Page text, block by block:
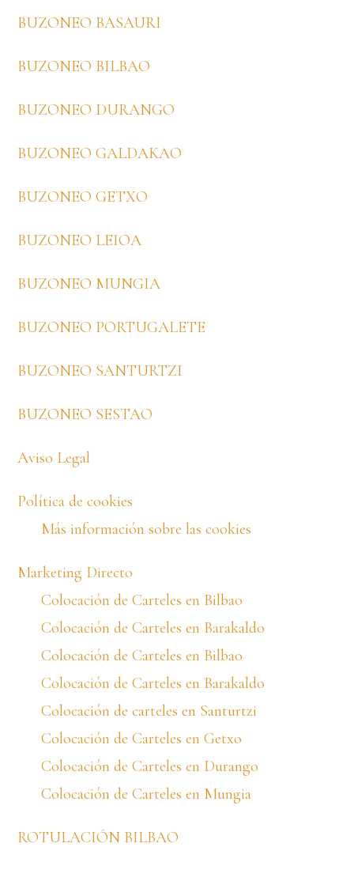
BUZONEO BASAURI
BUZONEO BILBAO
BUZONEO DURANGO
BUZONEO GALDAKAO
BUZONEO GETXO
BUZONEO LEIOA
BUZONEO MUNGIA
BUZONEO PORTUGALETE
BUZONEO SANTURTZI
BUZONEO SESTAO
Aviso Legal
Política de cookies
Más información sobre las cookies
Marketing Directo
Colocación de Carteles en Bilbao
Colocación de Carteles en Barakaldo
Colocación de Carteles en Bilbao
Colocación de Carteles en Barakaldo
Colocación de carteles en Santurtzi
Colocación de Carteles en Getxo
Colocación de Carteles en Durango
Colocación de Carteles en Mungia
ROTULACIÓN BILBAO